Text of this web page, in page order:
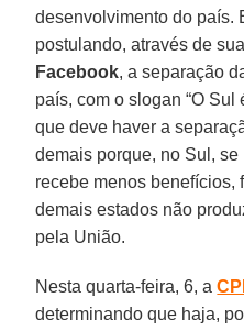
desenvolvimento do país.
postulando, através de
Facebook, a separação
país, com o slogan “O Sul
que deve haver a
demais porque, no Sul,
recebe menos benefícios,
demais estados não
pela União.
Nesta quarta-feira, 6, aCPI
determinando que haja,